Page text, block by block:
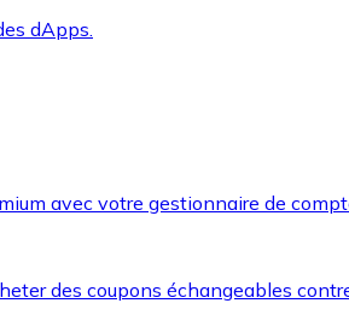
dApps.
avec votre gestionnaire de
des coupons échangeables